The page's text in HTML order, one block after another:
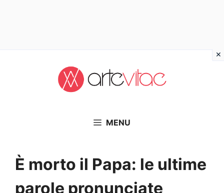
MENU
È morto il Papa: le ultime
parole pronunciate